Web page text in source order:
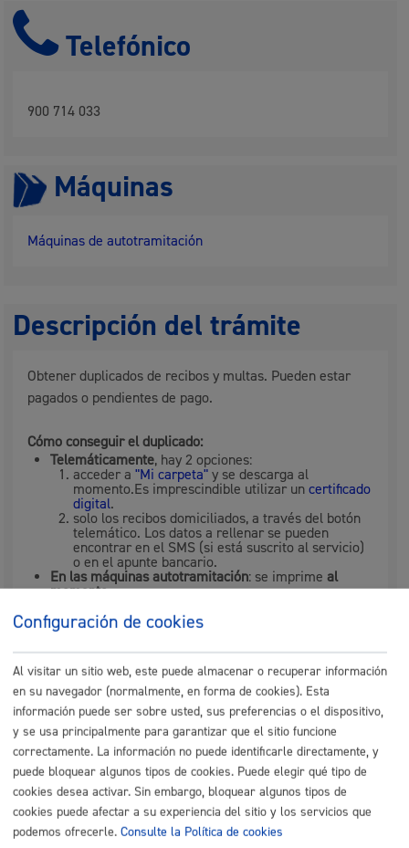
Telefónico
900 714 033
Máquinas
Máquinas de autotramitación
Descripción del trámite
Obtener duplicados de recibos y multas. Pueden estar
pagados o pendientes de pago.
Cómo conseguir el duplicado:
Telemáticamente, hay 2 opciones:
acceder a"Mi carpeta" y se descarga al
momento.Es imprescindible utilizar uncertificado
digital.
solo los recibos domiciliados, a través del botón
telemático. Los datos a rellenar se pueden
encontrar en el SMS (si está suscrito al servicio)
o en el apunte bancario.
En las máquinas autotramitación: se imprimeal
momento.
envío: 1 semana
En las oficinas de Udalinfo o Recaudación
en el momento.
Se pueden obtener duplicados de:
Basura
Agua y saneamiento
Bienes inmuebles - IBI
Actividades económicas - IAE
Vehículos
Ocupación del dominio público municipal
Multas de tráfico
Configuración de cookies
Al visitar un sitio web, este puede almacenar o recuperar información
en su navegador (normalmente, en forma de cookies). Esta
información puede ser sobre usted, sus preferencias o el dispositivo,
y se usa principalmente para garantizar que el sitio funcione
correctamente. La información no puede identificarle directamente, y
puede bloquear algunos tipos de cookies. Puede elegir qué tipo de
cookies desea activar. Sin embargo, bloquear algunos tipos de
cookies puede afectar a su experiencia del sitio y los servicios que
podemos ofrecerle. Consulte la Política de cookies